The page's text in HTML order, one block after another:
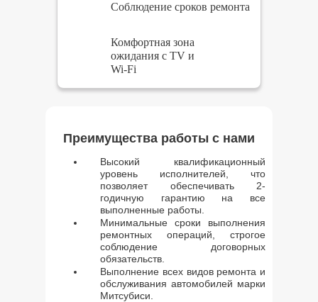
Соблюдение сроков ремонта
Комфортная зона
ожидания с TV и
Wi-Fi
Преимущества работы с нами
Высокий квалификационный
уровень исполнителей, что
позволяет обеспечивать 2-
годичную гарантию на все
выполненные работы.
Минимальные сроки выполнения
ремонтных операций, строгое
соблюдение договорных
обязательств.
Выполнение всех видов ремонта и
обслуживания автомобилей марки
Митсубиси.